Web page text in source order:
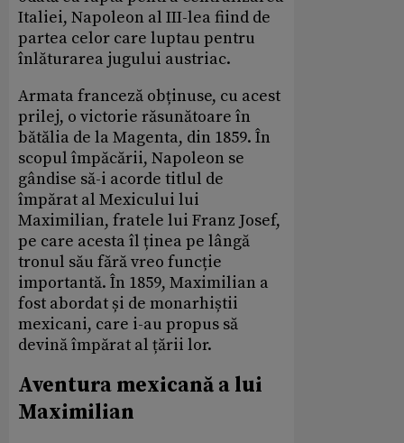
Italiei, Napoleon al III-lea fiind de
partea celor care luptau pentru
înlăturarea jugului austriac.
Armata franceză obținuse, cu acest
prilej, o victorie răsunătoare în
bătălia de la Magenta, din 1859. În
scopul împăcării, Napoleon se
gândise să-i acorde titlul de
împărat al Mexicului lui
Maximilian, fratele lui Franz Josef,
pe care acesta îl ținea pe lângă
tronul său fără vreo funcție
importantă. În 1859, Maximilian a
fost abordat și de monarhiștii
mexicani, care i-au propus să
devină împărat al țării lor.
Aventura mexicană a lui
Maximilian